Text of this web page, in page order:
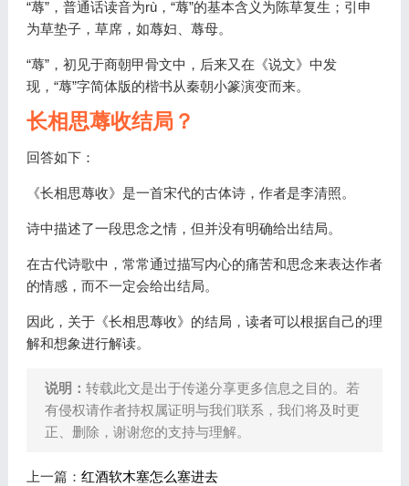
“蓐”，普通话读音为rù，“蓐”的基本含义为陈草复生；引申
为草垫子，草席，如蓐妇、蓐母。
“蓐”，初见于商朝甲骨文中，后来又在《说文》中发
现，“蓐”字简体版的楷书从秦朝小篆演变而来。
长相思蓐收结局？
回答如下：
《长相思蓐收》是一首宋代的古体诗，作者是李清照。
诗中描述了一段思念之情，但并没有明确给出结局。
在古代诗歌中，常常通过描写内心的痛苦和思念来表达作者
的情感，而不一定会给出结局。
因此，关于《长相思蓐收》的结局，读者可以根据自己的理
解和想象进行解读。
说明： 转载此文是出于传递分享更多信息之目的。若
有侵权请作者持权属证明与我们联系，我们将及时更
正、删除，谢谢您的支持与理解。
上一篇： 红酒软木塞怎么塞进去